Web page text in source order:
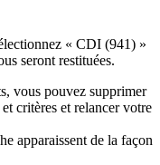
« CDI (941) »
seront restituées.
vous pouvez supprimer
critères et relancer votre
apparaissent de la façon